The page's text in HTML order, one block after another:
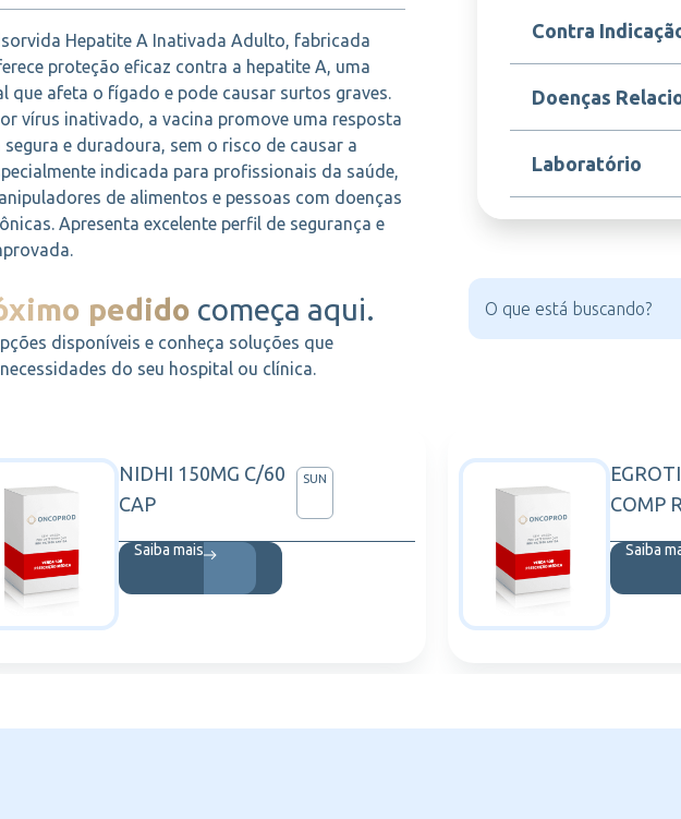
Indicada para a
hepatite A em
de idade,
Contra
Contraindicada em
qualquer
de alumínio. Não
avaliação médica prévia
Doenças
Hepatite A, Infecções
fígado, Complicações
Laboratório
MSD
Hepatite A Inativada Adulto, fabricada
proteção eficaz contra a hepatite A, uma
que afeta o fígado e pode causar surtos graves.
vírus inativado, a vacina promove uma resposta
e duradoura, sem o risco de causar a
indicada para profissionais da saúde,
de alimentos e pessoas com doenças
Apresenta excelente perfil de segurança e
pedido começa aqui.
disponíveis e conheça soluções que
do seu hospital ou clínica.
NIDHI 150MG C/60
CAP
SUN
Saiba mais
COMP
Saiba